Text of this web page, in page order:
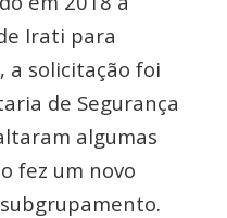
Irati para
a solicitação foi
de Segurança
algumas
fez um novo